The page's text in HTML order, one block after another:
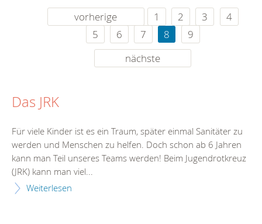
vorherige 1 2 3
4
5
6 7 8
9
nächste
Das JRK
Für viele Kinder ist es ein Traum, später einmal Sanitäter zu
werden und Menschen zu helfen. Doch schon ab 6 Jahren
kann man Teil unseres Teams werden! Beim Jugendrotkreuz
(JRK) kann man viel...
Weiterlesen